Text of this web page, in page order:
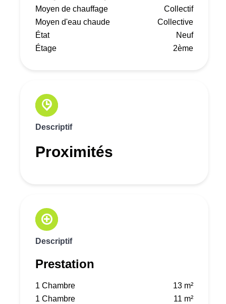
Moyen de chauffage
Collectif
Moyen d'eau chaude
Collective
État
Neuf
Étage
2ème
Descriptif
Proximités
Descriptif
Prestation
1 Chambre
13 m²
1 Chambre
11 m²